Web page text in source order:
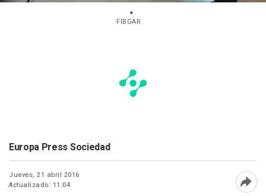
FIBGAR
Europa Press Sociedad
Jueves, 21 abril 2016
Actualizado: 11:04